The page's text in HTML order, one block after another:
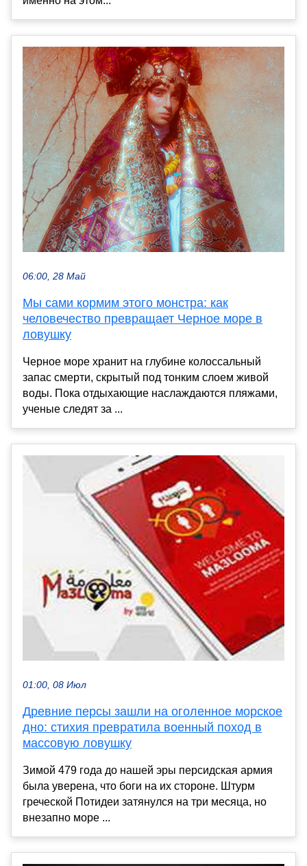
06:00, 28 Май
Мы сами кормим этого монстра: как
человечество превращает Черное море в
ловушку
Черное море хранит на глубине колоссальный
запас смерти, скрытый под тонким слоем живой
воды. Пока отдыхающие наслаждаются пляжами,
ученые следят за ...
01:00, 08 Июл
Древние персы зашли на оголенное морское
дно: стихия превратила военный поход в
массовую ловушку
Зимой 479 года до нашей эры персидская армия
была уверена, что боги на их стороне. Штурм
греческой Потидеи затянулся на три месяца, но
внезапно море ...